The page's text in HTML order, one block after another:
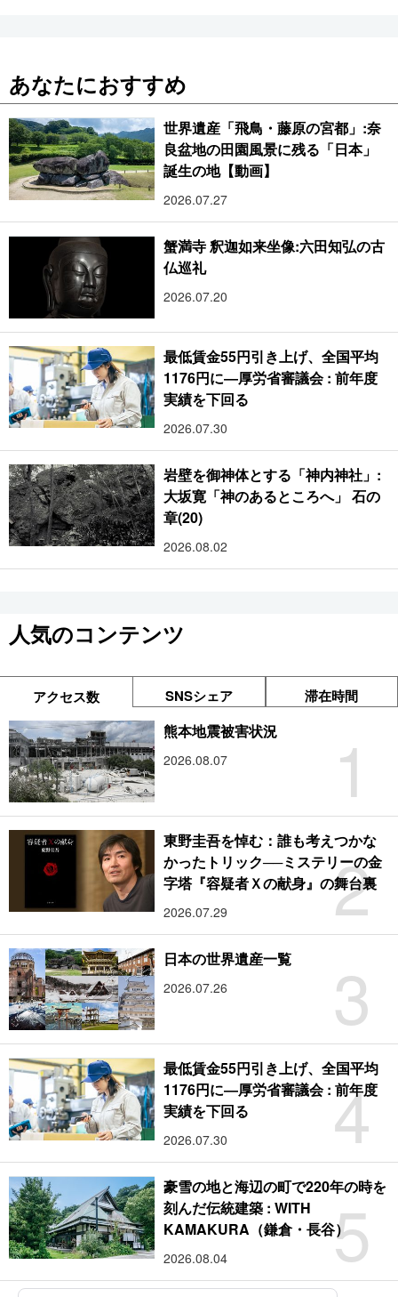
あなたにおすすめ
世界遺産「飛鳥・藤原の宮都」:奈
良盆地の田園風景に残る「日本」
誕生の地【動画】
2026.07.27
蟹満寺 釈迦如来坐像:六田知弘の古
仏巡礼
2026.07.20
最低賃金55円引き上げ、全国平均
1176円に―厚労省審議会 : 前年度
実績を下回る
2026.07.30
岩壁を御神体とする「神内神社」:
大坂寛「神のあるところへ」 石の
章(20)
2026.08.02
人気のコンテンツ
アクセス数 SNSシェア 滞在時間
1
熊本地震被害状況
2026.08.07
2
東野圭吾を悼む：誰も考えつかな
かったトリック──ミステリーの金
字塔『容疑者Ｘの献身』の舞台裏
2026.07.29
3
日本の世界遺産一覧
2026.07.26
4
最低賃金55円引き上げ、全国平均
1176円に―厚労省審議会 : 前年度
実績を下回る
2026.07.30
5
豪雪の地と海辺の町で220年の時を
刻んだ伝統建築 : WITH
KAMAKURA（鎌倉・長谷）
2026.08.04